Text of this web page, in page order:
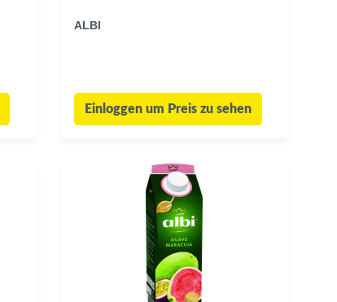
ALBI
Einloggen um Preis zu sehen